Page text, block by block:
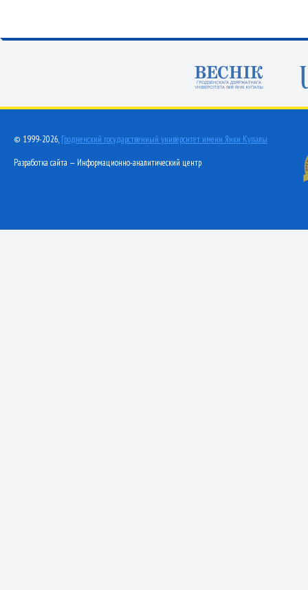
© 1999-2026, Гродненский государственный университет имени Янки Купалы
Разработка сайта — Информационно-аналитический центр